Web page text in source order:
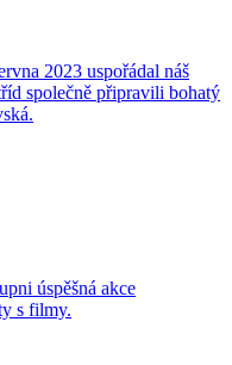
2023 uspořádal náš
společně připravili bohatý
úspěšná akce
s filmy.